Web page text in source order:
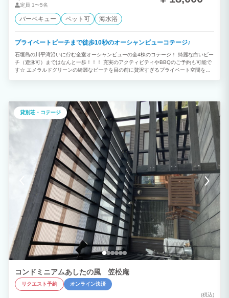
定員 1〜5名
バーベキュー ペット可 海水浴
プライベートビーチまで徒歩10秒のオーシャンビューコテージ♪
石垣島の川平湾沿いに佇む全室オーシャンビューの全4棟のコテージ！ 綺麗な白いビー
チ（遊泳可）まではなんと一歩！！！ 充実のアクティビティやBBQのご予約も可能で
す☆ エメラルドグリーンの綺麗なビーチを目の前に贅沢すぎるプライベート空間をお
貸別荘・コテージ
コンドミニアムあしたの風 笠松庵
リクエスト予約
オンライン決済
(税込)